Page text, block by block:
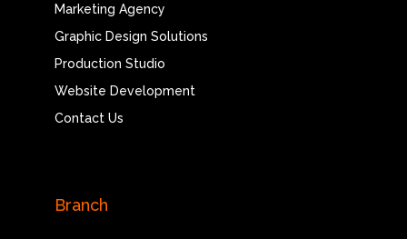
Marketing Agency
Graphic Design Solutions
Production Studio
Website Development
Contact Us
Branch